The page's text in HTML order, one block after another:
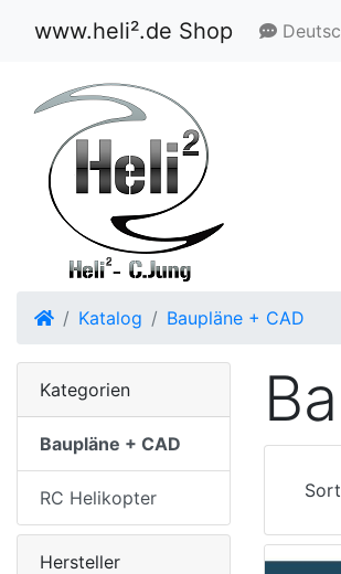
www.heli².de Shop
Startseite
Katalog Baupläne + CAD
Kategorien
Baupläne + CAD
RC Helikopter
Hersteller